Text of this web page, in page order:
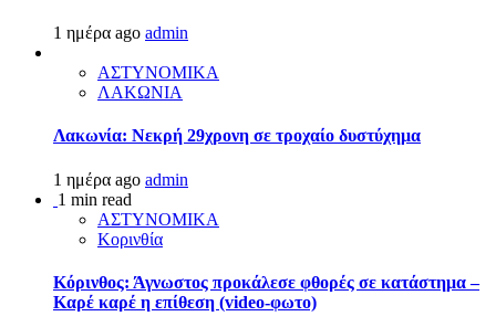
1 ημέρα ago admin
ΑΣΤΥΝΟΜΙΚΑ
ΛΑΚΩΝΙΑ
Λακωνία: Νεκρή 29χρονη σε τροχαίο δυστύχημα
1 ημέρα ago admin
1 min read
ΑΣΤΥΝΟΜΙΚΑ
Κορινθία
Κόρινθος: Άγνωστος προκάλεσε φθορές σε κατάστημα –
Καρέ καρέ η επίθεση (video-φωτο)